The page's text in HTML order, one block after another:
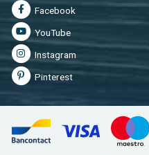
Fa­cebook
You­Tu­be
In­st­agram
Pin­te­rest